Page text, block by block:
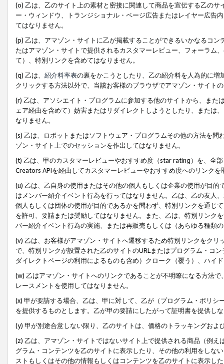
(o) 乙は、乙のサイト上の素材と密接に関連して商品を宣伝する乙の
ー・ウィンドウ、トランジショナル・ページ広告またはレイヤー広告
てはなりません。
(p) 乙は、アマゾン・サイトに乙が掲載することができるいかなるコ
たはアマゾン・サイトで提供されるカスタマーレビュー、フォーラム
て）、特別リンクを含めてはなりません。
(q) 乙は、 紹介料率表の裏をかこうとしたり、乙の紹介料を人為的に
クリックする方法以外で、当該お客様のブラウザでアマゾン・サイト
(r) 乙は、アソシエイト・プログラムに参加する他のサイトから、ま
ェア経由を含めて）妨害またはリダイレクトしようとしたり、または
なりません。
(s) 乙は、ロボットまたはソフトウェア・プログラムその他の方法を
ゾン・サイト上でのセッションを作出してはなりません。
(t) 乙は、甲のカスタマーレビューやおすすめ度（star rating）を、全
Creators APIを経由してカスタマーレビューやおすすめ度へのリンクを
(u) 乙は、乙自身の使用またはその他の個人もしくは企業の使用が目
はメンバー紹介イベント行為を行ってはなりません。乙は、乙の友人
個人もしくは団体の使用が目的であるかを問わず、特別リンクを通じ
を許可、要請または奨励してはなりません。また、乙は、特別リンク
バー紹介イベント行為の実施、または再販売もしくは（あらゆる種類
(v) 乙は、お客様がアマゾン・サイトへ遷移するため特別リンクをク
で、特別リンクが設置された乙のサイトのURLまたはプログラム・コ
ダイレクトページの利用によるものも含め）クローク（覆う）、ハイ
(w) 乙はアマゾン・サイトへのリンクであることが不明瞭になる方法
レースメントを使用してはなりません。
(x) 甲が要請する場合、乙は、甲に対して、乙が（プログラム・ポリ
を提供するものとします。乙が甲の要請にしたがって証明書を提供し
(y) 甲が別途合意しない限り、乙のサイトは、価格のトラッキングお
(z) 乙は、アマゾン・サイトではないサイト上で提供される商品（例
グラム・コンテンツを乙のサイトに表示したり、その他の利用をしな
ストもしくはその他の情報もしくはコンテンツを乙のサイトに表示し